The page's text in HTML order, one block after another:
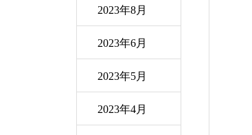
2023年8月
2023年6月
2023年5月
2023年4月